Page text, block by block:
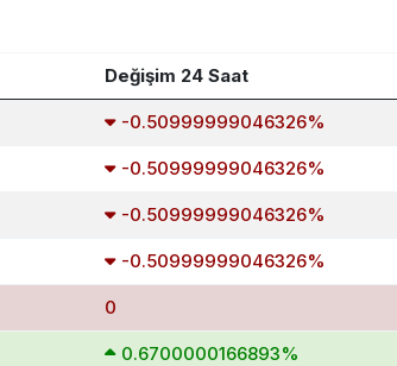
Değişim 24 Saat
-0.50999999046326%
-0.50999999046326%
-0.50999999046326%
-0.50999999046326%
0
0.6700000166893%